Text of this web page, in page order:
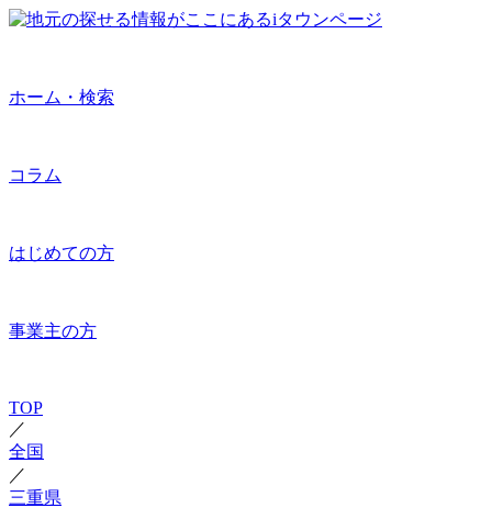
ホーム・検索
コラム
はじめての方
事業主の方
TOP
／
全国
／
三重県